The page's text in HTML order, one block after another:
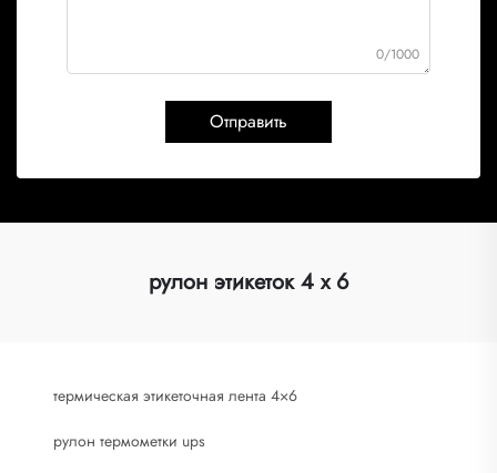
0/1000
Отправить
рулон этикеток 4 x 6
термическая этикеточная лента 4×6
рулон термометки ups